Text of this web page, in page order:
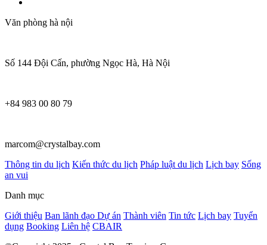
Văn phòng hà nội
Số 144 Đội Cấn, phường Ngọc Hà, Hà Nội
+84 983 00 80 79
marcom@crystalbay.com
Thông tin du lịch Kiến thức du lịch Pháp luật du lịch Lịch bay Sống
an vui
Danh mục
Giới thiệu Ban lãnh đạo Dự án Thành viên Tin tức Lịch bay Tuyển
dụng Booking Liên hệ CBAIR